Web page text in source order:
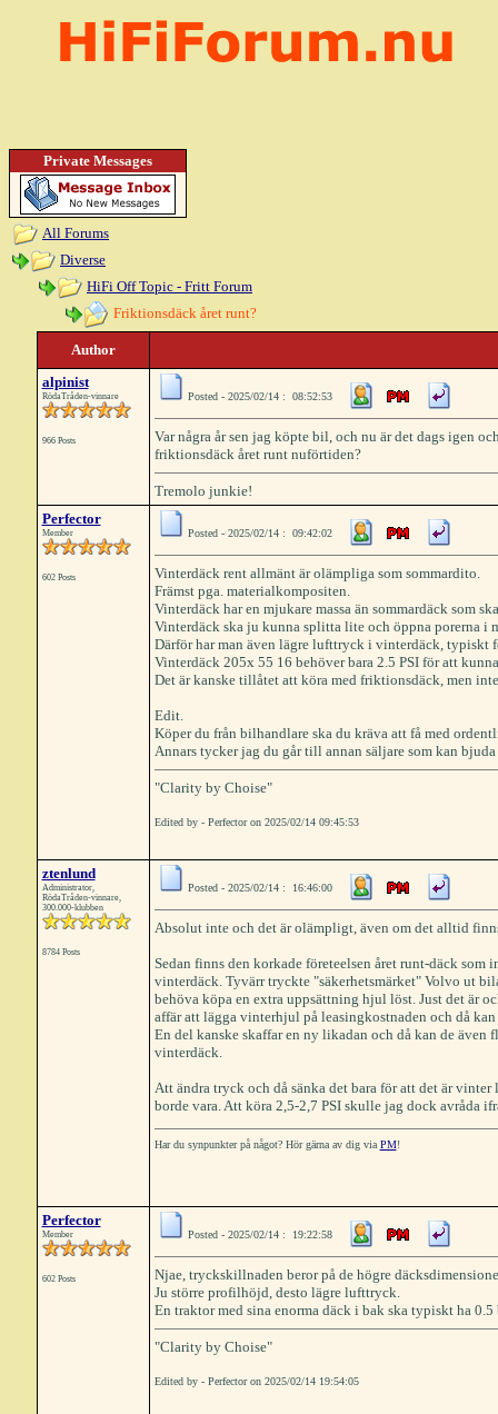
Private Messages
All Forums
Diverse
HiFi Off Topic - Fritt Forum
Friktionsdäck året runt?
Author
alpinist
RödaTråden-vinnare
966 Posts
Posted - 2025/02/14 : 08:52:53
Var några år sen jag köpte bil, och nu är det dags igen
friktionsdäck året runt nuförtiden?
Tremolo junkie!
Perfector
Member
602 Posts
Posted - 2025/02/14 : 09:42:02
Vinterdäck rent allmänt är olämpliga som sommardito.
Främst pga. materialkompositen.
Vinterdäck har en mjukare massa än sommardäck som
Vinterdäck ska ju kunna splitta lite och öppna porerna i
Därför har man även lägre lufttryck i vinterdäck, typiskt
Vinterdäck 205x 55 16 behöver bara 2.5 PSI för att
Det är kanske tillåtet att köra med friktionsdäck, men
Edit.
Köper du från bilhandlare ska du kräva att få med
Annars tycker jag du går till annan säljare som kan bjuda
"Clarity by Choise"
Edited by - Perfector on 2025/02/14 09:45:53
ztenlund
Administrator,
RödaTråden-vinnare,
300.000-klubben
8784 Posts
Posted - 2025/02/14 : 16:46:00
Absolut inte och det är olämpligt, även om det alltid
Sedan finns den korkade företeelsen året runt-däck som
vinterdäck. Tyvärr tryckte "säkerhetsmärket" Volvo ut
behöva köpa en extra uppsättning hjul löst. Just det är
affär att lägga vinterhjul på leasingkostnaden och då
En del kanske skaffar en ny likadan och då kan de även
vinterdäck.
Att ändra tryck och då sänka det bara för att det är
borde vara. Att köra 2,5-2,7 PSI skulle jag dock avråda
Har du synpunkter på något? Hör gärna av dig via PM!
Perfector
Member
602 Posts
Posted - 2025/02/14 : 19:22:58
Njae, tryckskillnaden beror på de högre
Ju större profilhöjd, desto lägre lufttryck.
En traktor med sina enorma däck i bak ska typiskt ha 0.5
"Clarity by Choise"
Edited by - Perfector on 2025/02/14 19:54:05